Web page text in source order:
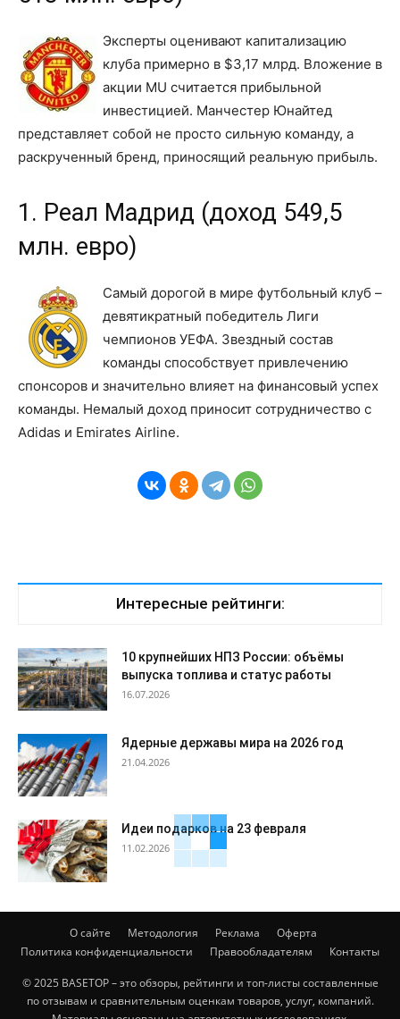
Эксперты оценивают капитализацию
клуба примерно в $3,17 млрд. Вложение в
акции MU считается прибыльной
инвестицией. Манчестер Юнайтед
представляет собой не просто сильную команду, а
раскрученный бренд, приносящий реальную прибыль.
1. Реал Мадрид (доход 549,5
млн. евро)
Самый дорогой в мире футбольный клуб –
девятикратный победитель Лиги
чемпионов УЕФА. Звездный состав
команды способствует привлечению
спонсоров и значительно влияет на финансовый успех
команды. Немалый доход приносит сотрудничество с
Adidas и Emirates Airline.
Интересные рейтинги:
10 крупнейших НПЗ России: объёмы
выпуска топлива и статус работы
16.07.2026
Ядерные державы мира на 2026 год
21.04.2026
Идеи подарков на 23 февраля
11.02.2026
О сайте Методология Реклама
Оферта
Политика конфиденциальности
Правообладателям Контакты
© 2025 BASETOP – это обзоры, рейтинги и топ-листы составленные
по отзывам и сравнительным оценкам товаров, услуг, компаний.